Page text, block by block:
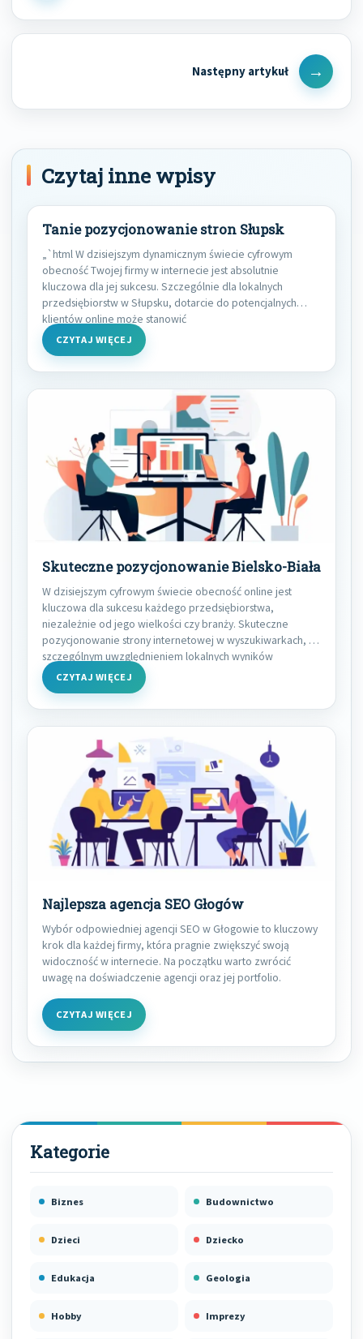
Next
Post
Czytaj inne wpisy
Tanie pozycjonowanie stron Słupsk
„`html W dzisiejszym dynamicznym świecie cyfrowym
obecność Twojej firmy w internecie jest absolutnie
kluczowa dla jej sukcesu. Szczególnie dla lokalnych
przedsiębiorstw w Słupsku, dotarcie do potencjalnych
klientów online może stanowić
CZYTAJ WIĘCEJ
Skuteczne pozycjonowanie Bielsko-Biała
W dzisiejszym cyfrowym świecie obecność online jest
kluczowa dla sukcesu każdego przedsiębiorstwa,
niezależnie od jego wielkości czy branży. Skuteczne
pozycjonowanie strony internetowej w wyszukiwarkach, ze
szczególnym uwzględnieniem lokalnych wyników
wyszukiwania,
CZYTAJ WIĘCEJ
Najlepsza agencja SEO Głogów
Wybór odpowiedniej agencji SEO w Głogowie to kluczowy
krok dla każdej firmy, która pragnie zwiększyć swoją
widoczność w internecie. Na początku warto zwrócić
uwagę na doświadczenie agencji oraz jej portfolio.
CZYTAJ WIĘCEJ
Biznes Budownictwo
Dzieci Dziecko
Edukacja Geologia
Hobby Imprezy